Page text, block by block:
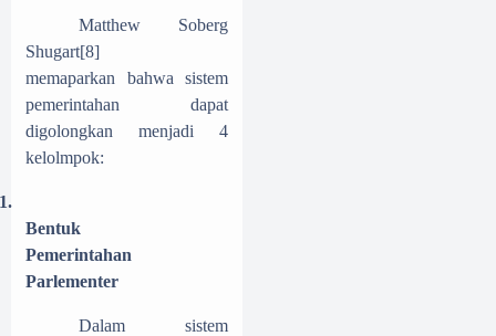
Matthew Soberg
Shugart[8]
memaparkan bahwa sistem
pemerintahan dapat
digolongkan menjadi 4
kelolmpok:
1.
Bentuk
Pemerintahan
Parlementer
Dalam sistem